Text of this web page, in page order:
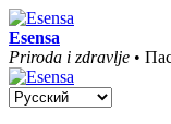
Esensa
Priroda i zdravlje •